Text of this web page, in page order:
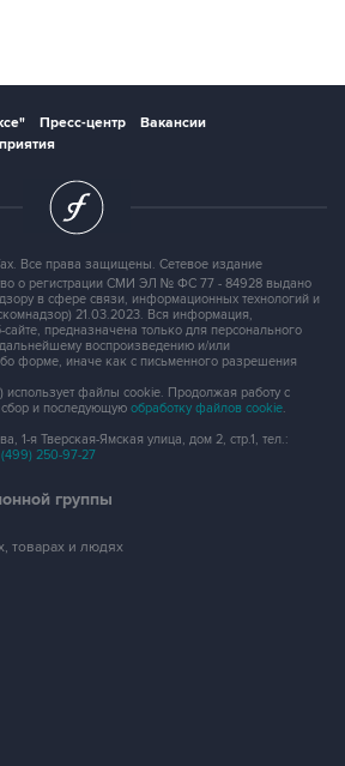
Пресс-центр
Вакансии
Все права защищены. Сетевое издание
о регистрации СМИ ЭЛ № ФС 77 - 84928 выдано
в сфере связи, информационных технологий и
21.03.2023. Вся информация,
предназначена только для персонального
воспроизведению и/или
форме, иначе как с письменного разрешения
использует файлы cookie. Продолжая работу с
и последующую обработку файлов cookie.
1-я Тверская-Ямская улица, дом 2, стр.1, тел.:
(499) 250-97-27
группы
товарах и людях